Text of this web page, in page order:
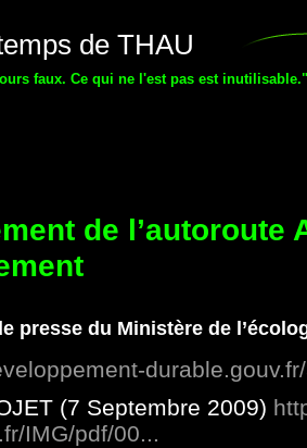
de THAU
faux. Ce qui ne l'est pas est
de
presse du Ministère de
(7 Septembre 2009)
IMG/pdf/00...